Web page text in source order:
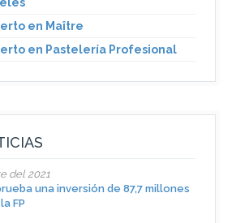
en Maître
en Pastelería Profesional
del 2021
una inversión de 87,7 millones
FP